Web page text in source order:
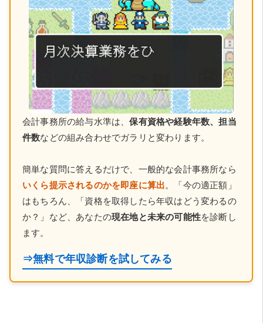
会計事務所の給与水準は、保有資格や経験年数、担当
件数などの組み合わせでガラリと変わります。
簡単な質問に答えるだけで、一般的な会計事務所なら
いくら提示されるのかを即座に算出。「今の適正額」
はもちろん、「資格を取得したら年収はどう変わるの
か？」など、あなたの現在地と未来の可能性を診断し
ます。
⇒無料で年収診断を試してみる